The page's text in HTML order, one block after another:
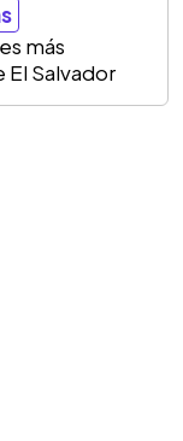
más
Salvador